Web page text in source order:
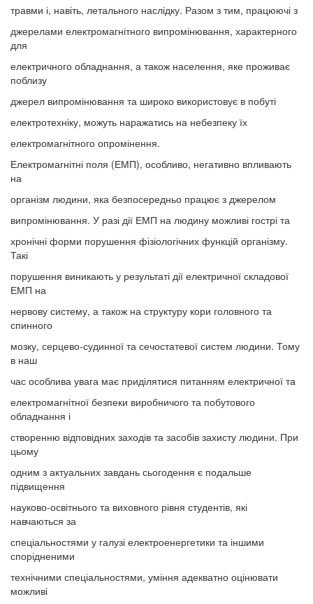
травми і, навіть, летального наслідку. Разом з тим, працюючі з
джерелами електромагнітного випромінювання, характерного
для
електричного обладнання, а також населення, яке проживає
поблизу
джерел випромінювання та широко використовує в побуті
електротехніку, можуть наражатись на небезпеку їх
електромагнітного опромінення.
Електромагнітні поля (ЕМП), особливо, негативно впливають
на
організм людини, яка безпосередньо працює з джерелом
випромінювання. У разі дії ЕМП на людину можливі гострі та
хронічні форми порушення фізіологічних функцій організму.
Такі
порушення виникають у результаті дії електричної складової
ЕМП на
нервову систему, а також на структуру кори головного та
спинного
мозку, серцево-судинної та сечостатевої систем людини. Тому
в наш
час особлива увага має приділятися питанням електричної та
електромагнітної безпеки виробничого та побутового
обладнання і
створенню відповідних заходів та засобів захисту людини. При
цьому
одним з актуальних завдань сьогодення є подальше
підвищення
науково-освітнього та виховного рівня студентів, які
навчаються за
спеціальностями у галузі електроенергетики та іншими
спорідненими
технічними спеціальностями, уміння адекватно оцінювати
можливі